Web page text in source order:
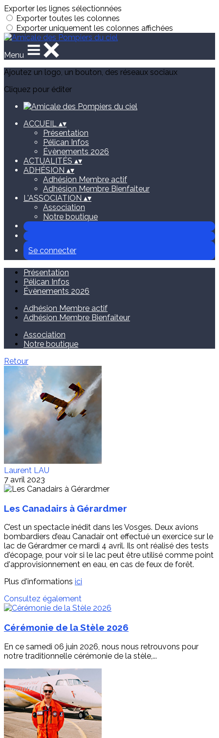
Exporter les lignes sélectionnées
Exporter toutes les colonnes
Exporter uniquement les colonnes affichées
Menu
Ajoutez un logo, un bouton, des réseaux sociaux
Cliquez pour éditer
ACCUEIL ▴▾
Présentation
Pélican Infos
Évènements 2026
ACTUALITÉS ▴▾
ADHÉSION ▴▾
Adhésion Membre actif
Adhésion Membre Bienfaiteur
L'ASSOCIATION ▴▾
Association
Notre boutique
Se connecter
Présentation
Pélican Infos
Évènements 2026
Adhésion Membre actif
Adhésion Membre Bienfaiteur
Association
Notre boutique
Retour
Laurent LAU
7 avril 2023
Les Canadairs à Gérardmer
C’est un spectacle inédit dans les Vosges. Deux avions
bombardiers d’eau Canadair ont effectué un exercice sur le
lac de Gérardmer ce mardi 4 avril. Ils ont réalisé des tests
d'écopage, pour voir si le lac peut être utilisé comme point
d'approvisionnement en eau, en cas de feux de forêt.
Plus d'informations ici
Consultez également
Cérémonie de la Stèle 2026
En ce samedi 06 juin 2026, nous nous retrouvons pour
notre traditionnelle cérémonie de la stèle,...